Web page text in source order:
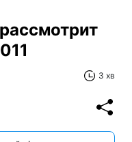
3 хв